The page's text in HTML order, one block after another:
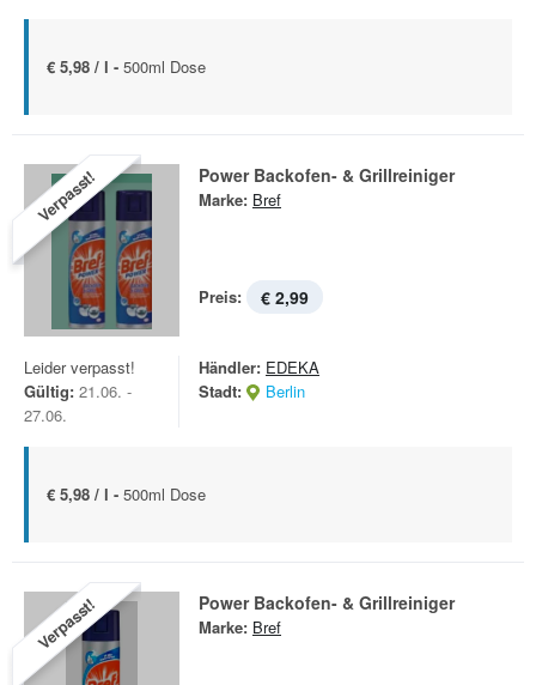
€ 5,98 / l - 500ml Dose
Verpasst! Power Backofen- & Grillreiniger
Marke: Bref
Preis: € 2,99
Leider verpasst!
Gültig: 21.06. -
27.06.
Händler: EDEKA
Stadt:
Berlin
€ 5,98 / l - 500ml Dose
Verpasst! Power Backofen- & Grillreiniger
Marke: Bref